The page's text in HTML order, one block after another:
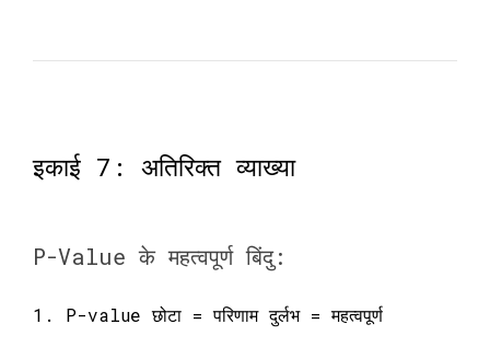
इकाई 7: अतिरिक्त व्याख्या
P-Value के महत्वपूर्ण बिंदु:
1. P-value छोटा = परिणाम दुर्लभ = महत्वपूर्ण